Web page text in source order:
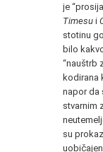
je
Timesu i
stotinu
bilo
“nauštrb
kodirana
napor da
stvarnim
su